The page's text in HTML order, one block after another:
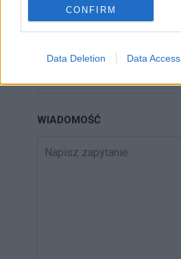
CONFIRM
Data Deletion Data Access
WIADOMOŚĆ